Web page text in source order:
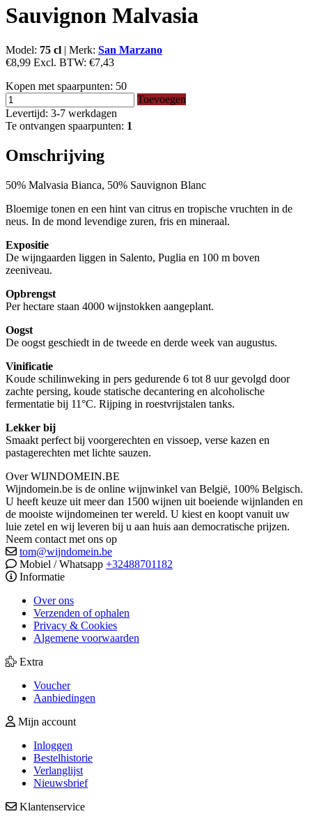
Sauvignon Malvasia
Model: 75 cl | Merk: San Marzano
€8,99 Excl. BTW: €7,43
Kopen met spaarpunten: 50
Toevoegen
Levertijd: 3-7 werkdagen
Te ontvangen spaarpunten: 1
Omschrijving
50% Malvasia Bianca, 50% Sauvignon Blanc
Bloemige tonen en een hint van citrus en tropische vruchten in de
neus. In de mond levendige zuren, fris en mineraal.
Expositie
De wijngaarden liggen in Salento, Puglia en 100 m boven
zeeniveau.
Opbrengst
Per hectare staan 4000 wijnstokken aangeplant.
Oogst
De oogst geschiedt in de tweede en derde week van augustus.
Vinificatie
Koude schilinweking in pers gedurende 6 tot 8 uur gevolgd door
zachte persing, koude statische decantering en alcoholische
fermentatie bij 11°C. Rijping in roestvrijstalen tanks.
Lekker bij
Smaakt perfect bij voorgerechten en vissoep, verse kazen en
pastagerechten met lichte sauzen.
Over WIJNDOMEIN.BE
Wijndomein.be is de online wijnwinkel van België, 100% Belgisch.
U heeft keuze uit meer dan 1500 wijnen uit boeiende wijnlanden en
de mooiste wijndomeinen ter wereld. U kiest en koopt vanuit uw
luie zetel en wij leveren bij u aan huis aan democratische prijzen.
Neem contact met ons op
tom@wijndomein.be
Mobiel / Whatsapp +32488701182
Informatie
Over ons
Verzenden of ophalen
Privacy & Cookies
Algemene voorwaarden
Extra
Voucher
Aanbiedingen
Mijn account
Inloggen
Bestelhistorie
Verlanglijst
Nieuwsbrief
Klantenservice